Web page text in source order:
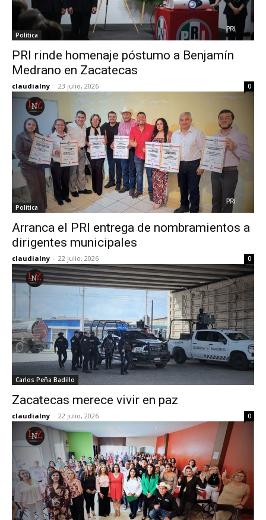
Política
PRI rinde homenaje póstumo a Benjamín
Medrano en Zacatecas
claudialny - 23 julio, 2026 0
Política
Arranca el PRI entrega de nombramientos a
dirigentes municipales
claudialny - 22 julio, 2026 0
Carlos Peña Badillo
Zacatecas merece vivir en paz
claudialny - 22 julio, 2026 0